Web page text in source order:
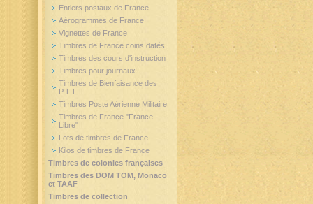
Entiers postaux de France
Aérogrammes de France
Vignettes de France
Timbres de France coins datés
Timbres des cours d'instruction
Timbres pour journaux
Timbres de Bienfaisance des
P.T.T.
Timbres Poste Aérienne Militaire
Timbres de France "France
Libre"
Lots de timbres de France
Kilos de timbres de France
Timbres de colonies françaises
Timbres des DOM TOM, Monaco
et TAAF
Timbres de collection